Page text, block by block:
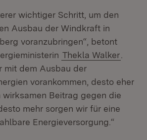
wichtiger Schritt, um den
Ausbau der Windkraft in
voranzubringen“, betont
Thekla Walker
mit dem Ausbau der
vorankommen, desto eher
wirksamen Beitrag gegen die
mehr sorgen wir für eine
Energieversorgung.“